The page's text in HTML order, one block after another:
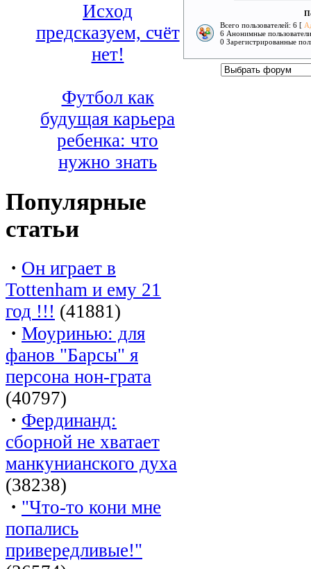
Исход
предсказуем, счёт
нет!
Футбол как
будущая карьера
ребенка: что
нужно знать
Популярные
статьи
· Он играет в
Tottenham и ему 21
год !!! (41881)
· Моуринью: для
фанов "Барсы" я
персона нон-грата
(40797)
· Фердинанд:
сборной не хватает
манкунианского духа
(38238)
· "Что-то кони мне
попались
привередливые!"
Всего пользователей: 6 [
6 Анонимные пользователи
0 Зарегистрированные